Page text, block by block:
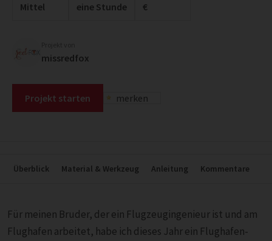
Mittel eine Stunde €
missredfox
Projekt starten merken
Überblick Material & Werkzeug Anleitung Kommentare
Für meinen Bruder, der ein Flugzeugingenieur ist und am
Flughafen arbeitet, habe ich dieses Jahr ein Flughafen-